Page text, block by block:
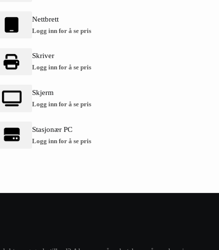
Nettbrett
Logg inn for å se pris
Skriver
Logg inn for å se pris
Skjerm
Logg inn for å se pris
Stasjonær PC
Logg inn for å se pris